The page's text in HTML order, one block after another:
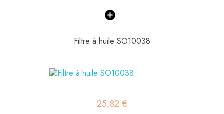
Filtre à huile SO10038
25,82 €